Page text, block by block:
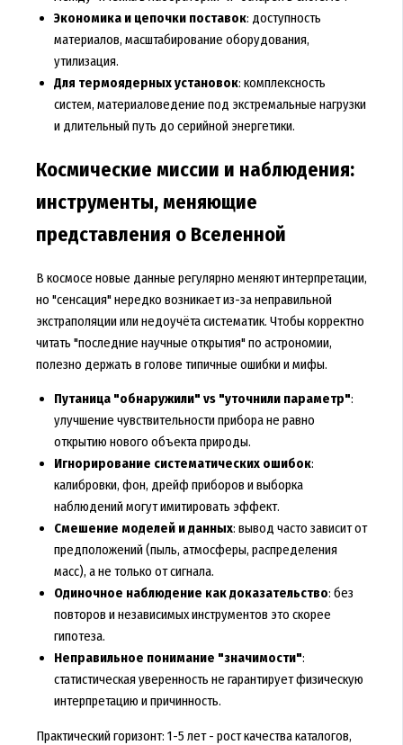
Экономика и цепочки поставок: доступность
материалов, масштабирование оборудования,
утилизация.
Для термоядерных установок: комплексность
систем, материаловедение под экстремальные нагрузки
и длительный путь до серийной энергетики.
Космические миссии и наблюдения:
инструменты, меняющие
представления о Вселенной
В космосе новые данные регулярно меняют интерпретации,
но "сенсация" нередко возникает из-за неправильной
экстраполяции или недоучёта систематик. Чтобы корректно
читать "последние научные открытия" по астрономии,
полезно держать в голове типичные ошибки и мифы.
Путаница "обнаружили" vs "уточнили параметр":
улучшение чувствительности прибора не равно
открытию нового объекта природы.
Игнорирование систематических ошибок:
калибровки, фон, дрейф приборов и выборка
наблюдений могут имитировать эффект.
Смешение моделей и данных: вывод часто зависит от
предположений (пыль, атмосферы, распределения
масс), а не только от сигнала.
Одиночное наблюдение как доказательство: без
повторов и независимых инструментов это скорее
гипотеза.
Неправильное понимание "значимости":
статистическая уверенность не гарантирует физическую
интерпретацию и причинность.
Практический горизонт: 1-5 лет - рост качества каталогов,